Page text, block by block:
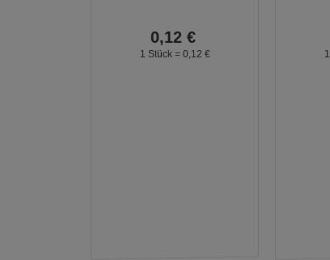
0,12 €
1 Stück = 0, 12 €